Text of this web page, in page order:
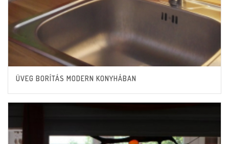
ÜVEG BORÍTÁS MODERN KONYHÁBAN